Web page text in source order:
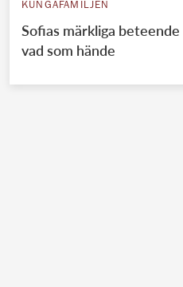
KUNGAFAMILJEN
Sofias märkliga beteende
vad som hände